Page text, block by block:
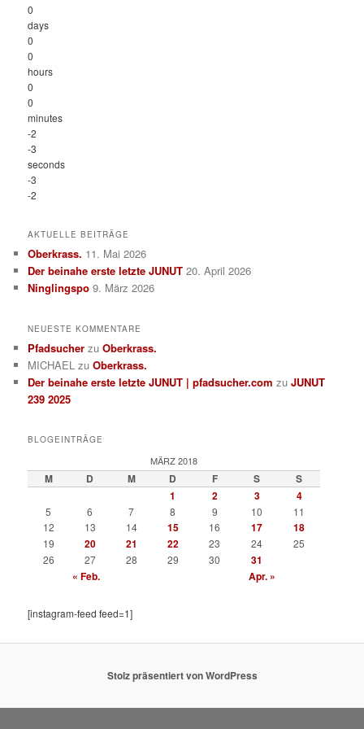
0
days
0
0
hours
0
0
minutes
-2
-3
seconds
-3
-2
AKTUELLE BEITRÄGE
Oberkrass. 11. Mai 2026
Der beinahe erste letzte JUNUT 20. April 2026
Ninglingspo 9. März 2026
NEUESTE KOMMENTARE
Pfadsucher zuOberkrass.
MICHAEL zuOberkrass.
Der beinahe erste letzte JUNUT | pfadsucher.com zuJUNUT
239 2025
BLOGEINTRÄGE
MÄRZ 2018
M D M D F S
S
1
2 3 4
5 6 7 8 9 10
11
12
13 14 15 16 17 18
19 20 21 22 23 24
25
26
27 28 29 30
31
« Feb.
Apr. »
[instagram-feed feed=1]
Stolz präsentiert von WordPress